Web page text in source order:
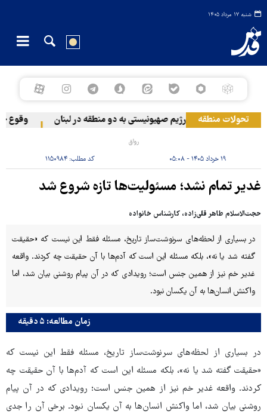
شنبه ۱۷ مرداد ۱۴۰۵
تحولات منطقهحمله رژیم صهیونیستی به دو منطقه در لبنان وقوع
رواق
۱۹ خرداد ۱۴۰۵ - ۰۵:۰۸ کد مطلب:۱۱۵۰۹۸۴
غدیر تمام نشد؛ مسئولیت‌ها تازه شروع شد
حجت‌الاسلام طاهر قلی‌زاده، کارشناس خانواده
در بسیاری از لحظه‌های سرنوشت‌ساز تاریخ، مسئله فقط این نیست که «حقیقت
گفته شد یا نه»، بلکه مسئله این است که آدم‌ها با آن حقیقت چه کردند. واقعه
غدیر خم نیز از همین جنس است؛ رویدادی که در آن پیام روشنی بیان شد، اما
واکنش انسان‌ها به آن یکسان نبود.
زمان مطالعه: ۵ دقیقه
در بسیاری از لحظه‌های سرنوشت‌ساز تاریخ، مسئله فقط این نیست که
«حقیقت گفته شد یا نه»، بلکه مسئله این است که آدم‌ها با آن حقیقت چه
کردند. واقعه غدیر خم نیز از همین جنس است؛ رویدادی که در آن پیام
روشنی بیان شد، اما واکنش انسان‌ها به آن یکسان نبود. برخی آن را جدی